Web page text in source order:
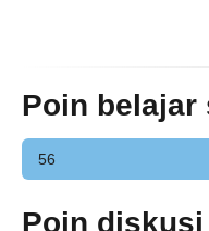
Poin belajar
56
Poin